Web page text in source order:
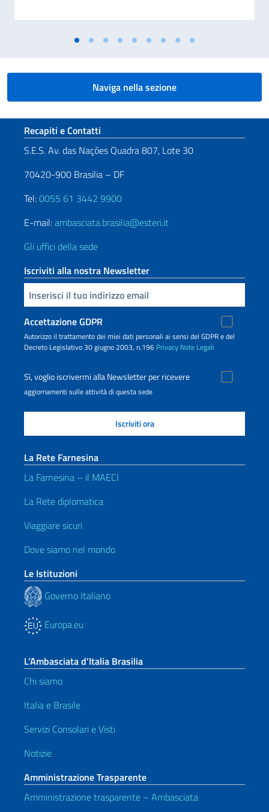
Naviga nella sezione
Sezione footer
Recapiti e Contatti
S.E.S. Av. das Nações Quadra 807, Lote 30
70420-900 Brasilia – DF
Tel:0055 61 3442 9900
E-mail:ambasciata.brasilia@esteri.it
Gli uffici della sede
Iscriviti alla nostra Newsletter
Inserisci la tua email
Accettazione GDPR
Autorizzo il trattamento dei miei dati personali ai sensi del GDPR e del
Decreto Legislativo 30 giugno 2003, n.196 Privacy Note Legali
Sì, voglio iscrivermi alla Newsletter per ricevere
aggiornamenti sulle attività di questa sede
La Rete Farnesina
La Farnesina – il MAECI
La Rete diplomatica
Viaggiare sicuri
Dove siamo nel mondo
Le Istituzioni
Governo Italiano
Europa.eu
L’Ambasciata d’Italia Brasilia
Chi siamo
Italia e Brasile
Servizi Consolari e Visti
Notizie
Amministrazione Trasparente
Amministrazione trasparente – Ambasciata